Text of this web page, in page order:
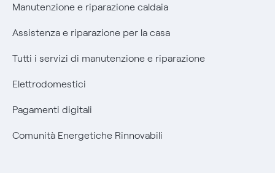
Manutenzione e riparazione caldaia
Assistenza e riparazione per la casa
Tutti i servizi di manutenzione e riparazione
Elettrodomestici
Pagamenti digitali
Comunità Energetiche Rinnovabili